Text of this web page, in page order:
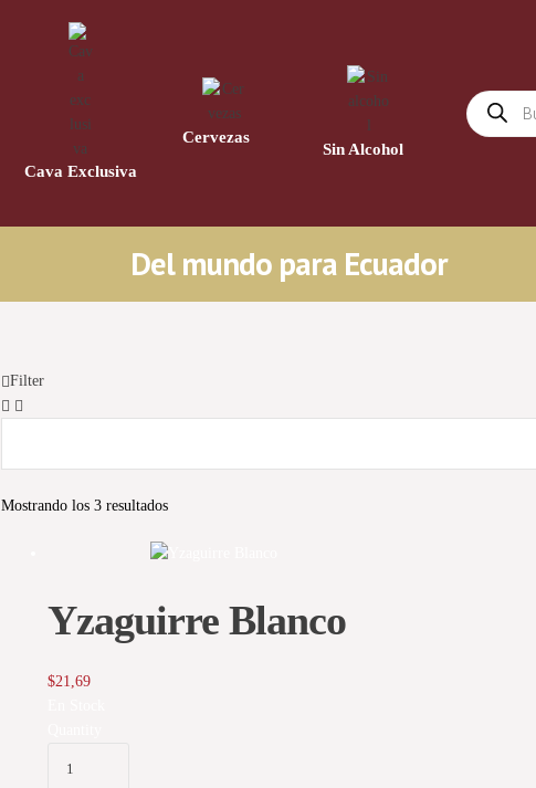
Cava Exclusiva
Cervezas
Sin Alcohol
Del mundo para Ecuador
Filter
Mostrando los 3 resultados
Yzaguirre Blanco
$21,69